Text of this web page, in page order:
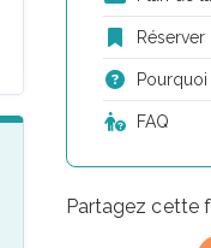
Réserver
FAQ
Partagez cette